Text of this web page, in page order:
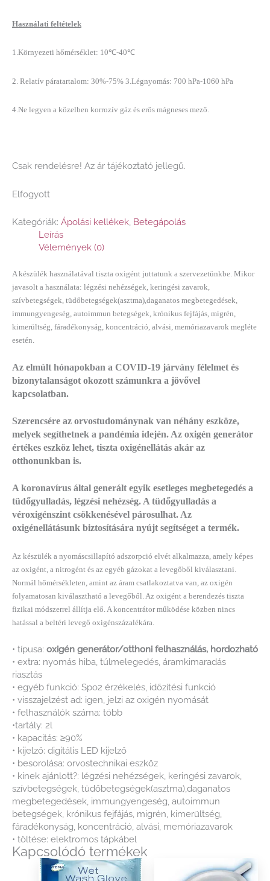
Használati feltételek
1.Környezeti hőmérséklet: 10℃-40℃
2. Relatív páratartalom: 30%-75% 3.Légnyomás: 700 hPa-1060 hPa
4.Ne legyen a közelben korrozív gáz és erős mágneses mező.
Csak rendelésre! Az ár tájékoztató jellegű.
Elfogyott
Kategóriák: Ápolási kellékek Betegápolás
Leírás
Vélemények (0)
A készülék használatával tiszta oxigént juttatunk a szervezetünkbe. Mikor
javasolt a használata: légzési nehézségek, keringési zavarok,
szívbetegségek, tüdőbetegségek(asztma),daganatos megbetegedések,
immungyengeség, autoimmun betegségek, krónikus fejfájás, migrén,
kimerültség, fáradékonyság, koncentráció, alvási, memóriazavarok megléte
esetén.
Az elmúlt hónapokban a COVID-19 járvány félelmet és
bizonytalanságot okozott számunkra a jövővel
kapcsolatban.
Szerencsére az orvostudománynak van néhány eszköze,
melyek segíthetnek a pandémia idején. Az oxigén generátor
értékes eszköz lehet, tiszta oxigénellátás akár az
otthonunkban is.
A koronavírus által generált egyik esetleges megbetegedés a
tüdőgyulladás, légzési nehézség. A tüdőgyulladás a
véroxigénszint csökkenésével párosulhat. Az
oxigénellátásunk biztosítására nyújt segítséget a termék.
Az készülék a nyomáscsillapító adszorpció elvét alkalmazza, amely képes
az oxigént, a nitrogént és az egyéb gázokat a levegőből kiválasztani.
Normál hőmérsékleten, amint az áram csatlakoztatva van, az oxigén
folyamatosan kiválasztható a levegőből. Az oxigént a berendezés tiszta
fizikai módszerrel állítja elő. A koncentrátor működése közben nincs
hatással a beltéri levegő oxigénszázalékára.
• típusa: oxigén generátor/otthoni felhasználás, hordozható
• extra: nyomás hiba, túlmelegedés, áramkimaradás
riasztás
• egyéb funkció: Spo2 érzékelés, időzítési funkció
• visszajelzést ad: igen, jelzi az oxigén nyomását
• felhasználók száma: több
•tartály: 2l
• kapacitás: ≥90%
• kijelző: digitális LED kijelző
• besorolása: orvostechnikai eszköz
• kinek ajánlott?: légzési nehézségek, keringési zavarok,
szívbetegségek, tüdőbetegségek(asztma),daganatos
megbetegedések, immungyengeség, autoimmun
betegségek, krónikus fejfájás, migrén, kimerültség,
fáradékonyság, koncentráció, alvási, memóriazavarok
• töltése: elektromos tápkábel
Kapcsolódó termékek